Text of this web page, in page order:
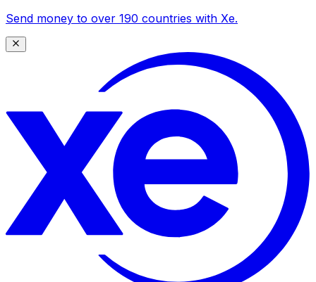
Send money to over 190 countries with Xe.